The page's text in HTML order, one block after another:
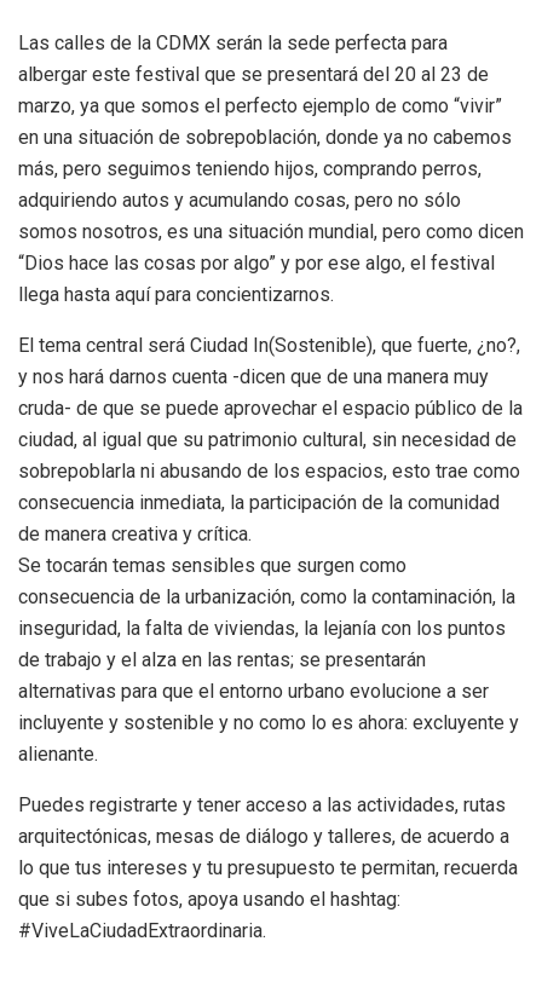
Las calles de la CDMX serán la sede perfecta para
albergar este festival que se presentará del 20 al 23 de
marzo, ya que somos el perfecto ejemplo de como “vivir”
en una situación de sobrepoblación, donde ya no cabemos
más, pero seguimos teniendo hijos, comprando perros,
adquiriendo autos y acumulando cosas, pero no sólo
somos nosotros, es una situación mundial, pero como dicen
“Dios hace las cosas por algo” y por ese algo, el festival
llega hasta aquí para concientizarnos.
El tema central será Ciudad In(Sostenible), que fuerte, ¿no?,
y nos hará darnos cuenta -dicen que de una manera muy
cruda- de que se puede aprovechar el espacio público de la
ciudad, al igual que su patrimonio cultural, sin necesidad de
sobrepoblarla ni abusando de los espacios, esto trae como
consecuencia inmediata, la participación de la comunidad
de manera creativa y crítica.
Se tocarán temas sensibles que surgen como
consecuencia de la urbanización, como la contaminación, la
inseguridad, la falta de viviendas, la lejanía con los puntos
de trabajo y el alza en las rentas; se presentarán
alternativas para que el entorno urbano evolucione a ser
incluyente y sostenible y no como lo es ahora: excluyente y
alienante.
Puedes registrarte y tener acceso a las actividades, rutas
arquitectónicas, mesas de diálogo y talleres, de acuerdo a
lo que tus intereses y tu presupuesto te permitan, recuerda
que si subes fotos, apoya usando el hashtag:
#ViveLaCiudadExtraordinaria.